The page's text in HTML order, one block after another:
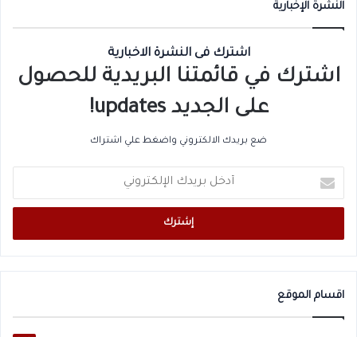
النشرة الإخبارية
اشترك فى النشرة الاخبارية
اشترك في قائمتنا البريدية للحصول
على الجديد updates!
ضع بريدك الالكتروني واضغط علي اشتراك
بريدك
الإلكتروني
اقسام الموقع